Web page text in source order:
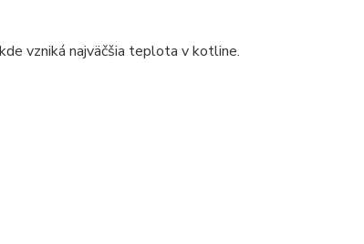
vzniká najväčšia teplota v kotline.